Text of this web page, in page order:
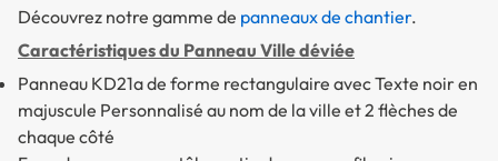
Découvrez notre gamme de panneaux de chantier.
Caractéristiques du Panneau Ville déviée
Panneau KD21a de forme rectangulaire avec Texte noir en
majuscule Personnalisé au nom de la ville et 2 flèches de
chaque côté